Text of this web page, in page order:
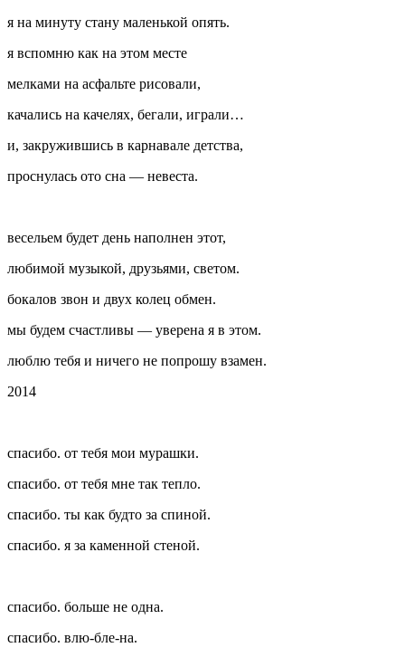
я на минуту стану маленькой опять.
я вспомню как на этом месте
мелками на асфальте рисовали,
качались на качелях, бегали, играли…
и, закружившись в карнавале детства,
проснулась ото сна — невеста.
весельем будет день наполнен этот,
любимой музыкой, друзьями, светом.
бокалов звон и двух колец обмен.
мы будем счастливы — уверена я в этом.
люблю тебя и ничего не попрошу взамен.
2014
спасибо. от тебя мои мурашки.
спасибо. от тебя мне так тепло.
спасибо. ты как будто за спиной.
спасибо. я за каменной стеной.
спасибо. больше не одна.
спасибо. влю-бле-на.